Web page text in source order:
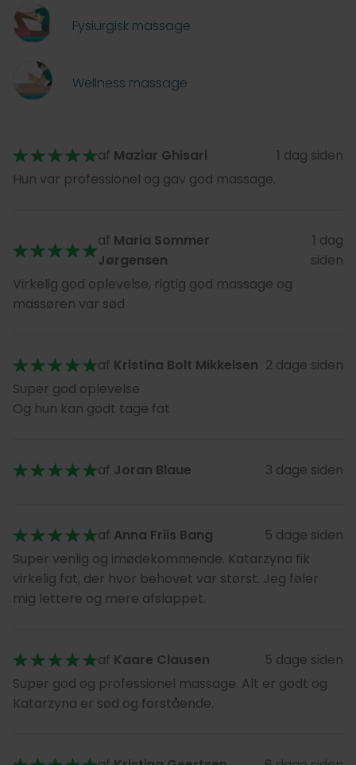
Fysiurgisk massage
Wellness massage
af Maziar Ghisari
1 dag siden
Hun var professionel og gav god massage.
af Maria Sommer
Jørgensen
1 dag
siden
Virkelig god oplevelse, rigtig god massage og
massøren var sød
af Kristina Bolt Mikkelsen 2 dage siden
Super god oplevelse
Og hun kan godt tage fat
af Joran Blaue 3 dage siden
af Anna Friis Bang
5 dage siden
Super venlig og imødekommende. Katarzyna fik
virkelig fat, der hvor behovet var størst. Jeg føler
mig lettere og mere afslappet.
af Kaare Clausen
5 dage siden
Super god og professionel massage. Alt er godt og
Katarzyna er sød og forstående.